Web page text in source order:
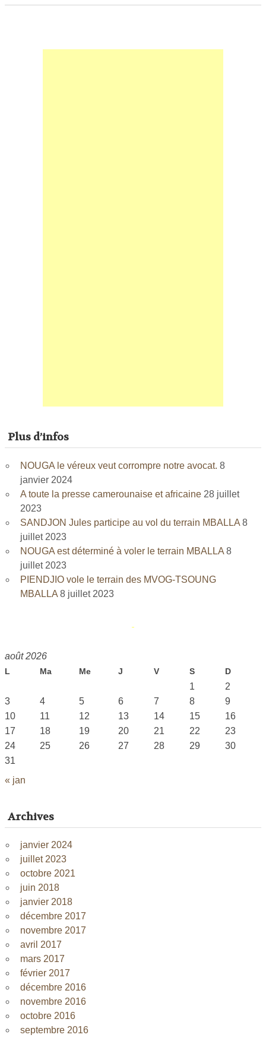
Plus d’infos
NOUGA le véreux veut corrompre notre avocat. 8
janvier 2024
A toute la presse camerounaise et africaine 28 juillet
2023
SANDJON Jules participe au vol du terrain MBALLA 8
juillet 2023
NOUGA est déterminé à voler le terrain MBALLA 8
juillet 2023
PIENDJIO vole le terrain des MVOG-TSOUNG
MBALLA 8 juillet 2023
août 2026
L Ma Me J V S D
« jan
1
2
3
4 5 6 7 8
9
10
11 12 13 14 15
16
17
18 19 20 21 22
23
24
25 26 27 28 29
30
31
Archives
janvier 2024
juillet 2023
octobre 2021
juin 2018
janvier 2018
décembre 2017
novembre 2017
avril 2017
mars 2017
février 2017
décembre 2016
novembre 2016
octobre 2016
septembre 2016